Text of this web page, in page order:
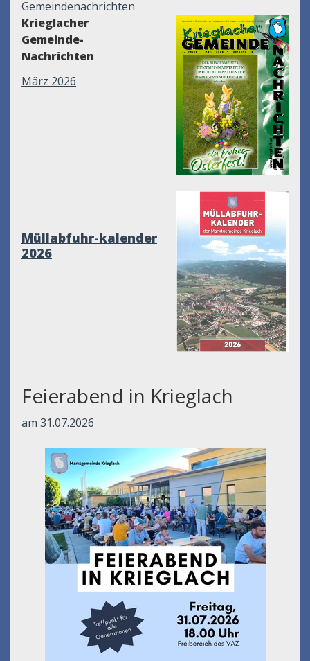
Gemeindenachrichten
Krieglacher
Gemeinde-
Nachrichten
März 2026
Müllabfuhr-kalender
2026
Feierabend in Krieglach
am 31.07.2026